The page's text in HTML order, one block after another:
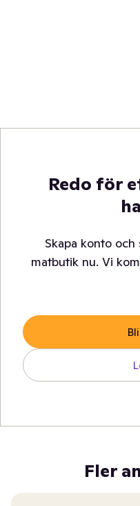
Redo för
Skapa konto
matbutik nu. Vi
Fler